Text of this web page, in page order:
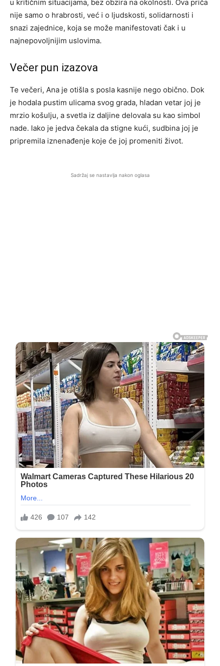
u kritičnim situacijama, bez obzira na okolnosti. Ova priča
nije samo o hrabrosti, već i o ljudskosti, solidarnosti i
snazi zajednice, koja se može manifestovati čak i u
najnepovoljnijim uslovima.
Večer pun izazova
Te večeri, Ana je otišla s posla kasnije nego obično. Dok
je hodala pustim ulicama svog grada, hladan vetar joj je
mrzio košulju, a svetla iz daljine delovala su kao simbol
nade. Iako je jedva čekala da stigne kući, sudbina joj je
pripremila iznenađenje koje će joj promeniti život.
Sadržaj se nastavlja nakon oglasa